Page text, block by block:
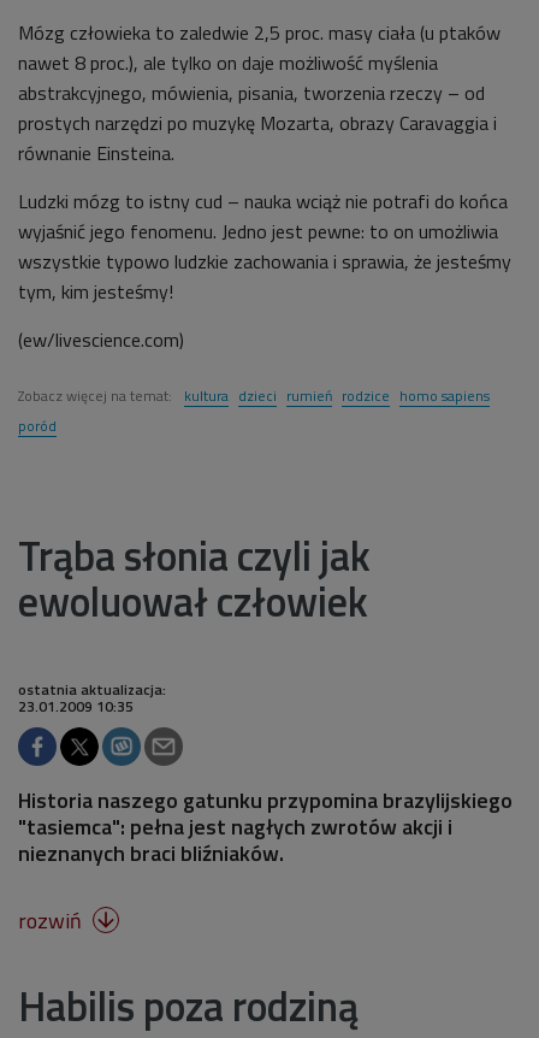
Mózg człowieka to zaledwie 2,5 proc. masy ciała (u ptaków
nawet 8 proc.), ale tylko on daje możliwość myślenia
abstrakcyjnego, mówienia, pisania, tworzenia rzeczy – od
prostych narzędzi po muzykę Mozarta, obrazy Caravaggia i
równanie Einsteina.
Ludzki mózg to istny cud – nauka wciąż nie potrafi do końca
wyjaśnić jego fenomenu. Jedno jest pewne: to on umożliwia
wszystkie typowo ludzkie zachowania i sprawia, że jesteśmy
tym, kim jesteśmy!
(ew/livescience.com)
Zobacz więcej na temat: kultura dzieci rumień rodzice homo sapiens
poród
Trąba słonia czyli jak
ewoluował człowiek
ostatnia aktualizacja:
23.01.2009 10:35
Historia naszego gatunku przypomina brazylijskiego
"tasiemca": pełna jest nagłych zwrotów akcji i
nieznanych braci bliźniaków.
rozwiń 
Habilis poza rodziną